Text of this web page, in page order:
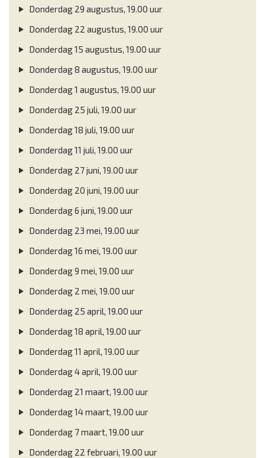
Donderdag 29 augustus, 19.00 uur
Donderdag 22 augustus, 19.00 uur
Donderdag 15 augustus, 19.00 uur
Donderdag 8 augustus, 19.00 uur
Donderdag 1 augustus, 19.00 uur
Donderdag 25 juli, 19.00 uur
Donderdag 18 juli, 19.00 uur
Donderdag 11 juli, 19.00 uur
Donderdag 27 juni, 19.00 uur
Donderdag 20 juni, 19.00 uur
Donderdag 6 juni, 19.00 uur
Donderdag 23 mei, 19.00 uur
Donderdag 16 mei, 19.00 uur
Donderdag 9 mei, 19.00 uur
Donderdag 2 mei, 19.00 uur
Donderdag 25 april, 19.00 uur
Donderdag 18 april, 19.00 uur
Donderdag 11 april, 19.00 uur
Donderdag 4 april, 19.00 uur
Donderdag 21 maart, 19.00 uur
Donderdag 14 maart, 19.00 uur
Donderdag 7 maart, 19.00 uur
Donderdag 22 februari, 19.00 uur